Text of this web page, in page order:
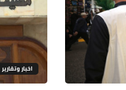
اخبار وتقارير